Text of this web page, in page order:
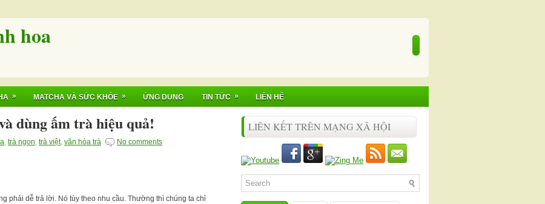
hoa
» MATCHA VÀ SỨC KHỎE » ỨNG DỤNG TIN TỨC » LIÊN HỆ
dùng ấm trà hiệu quả!
, trà ngon, trà việt, văn hóa trà No comments
phải dễ trả lời. Nó tùy theo nhu cầu. Thường thì chúng ta chỉ
LIÊN KẾT TRÊN MẠNG XÃ HỘI